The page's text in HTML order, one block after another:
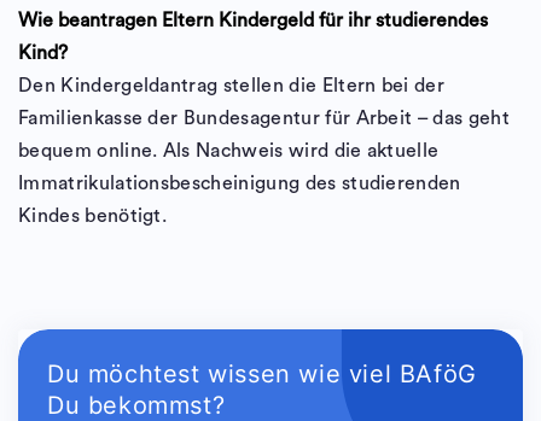
Wie beantragen Eltern Kindergeld für ihr studierendes
Kind?
Den Kindergeldantrag stellen die Eltern bei der
Familienkasse der Bundesagentur für Arbeit – das geht
bequem online. Als Nachweis wird die aktuelle
Immatrikulationsbescheinigung des studierenden
Kindes benötigt.
Du möchtest wissen wie viel BAföG
Du bekommst?